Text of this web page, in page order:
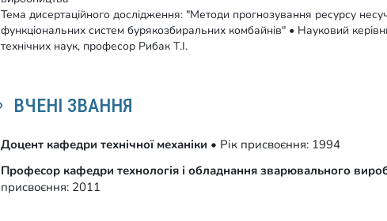
Тема дисертаційного дослідження: "Методи прогнозування ресурсу
функціональних систем бурякозбиральних комбайнів" • Науковий
технічних наук, професор Рибак Т.І.
ВЧЕНІ ЗВАННЯ
Доцент кафедри технічної механіки • Рік присвоєння: 1994
Професор кафедри технологія і обладнання зварювального
присвоєння: 2011